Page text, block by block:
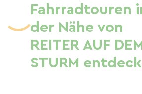
Fahrradtouren
der Nähe von
REITER AUF DEM
STURM